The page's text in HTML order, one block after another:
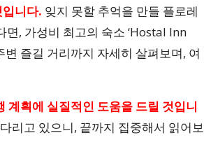
니다. 잊지 못할 추억을 만들 플로레
, 가성비 최고의 숙소 ‘Hostal Inn
즐길 거리까지 자세히 살펴보며, 여
계획에 실질적인 도움을 드릴 것입니
리고 있으니, 끝까지 집중해서 읽어보